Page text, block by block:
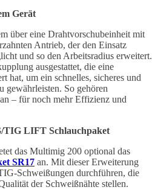
Gerät
über eine Drahtvorschubeinheit mit
Antrieb, der den Einsatz
und so den Arbeitsradius erweitert.
ausgestattet, die eine
hat, um ein schnelles, sicheres und
gewährleisten. So gehören
– für noch mehr Effizienz und
TIG LIFT Schlauchpaket
das Multimig 200 optional das
SR17 an. Mit dieser Erweiterung
Schweißungen durchführen, die
der Schweißnähte stellen.